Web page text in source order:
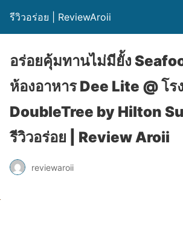
รีวิวอร่อย | ReviewAroii
อร่อยคุ้มทานไม่มียั้ง
ห้องอาหาร Dee Lite @ โร
DoubleTree by Hilton
รีวิวอร่อย | Review Aroii
reviewaroii